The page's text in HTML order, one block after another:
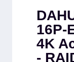
16P-
4K
-